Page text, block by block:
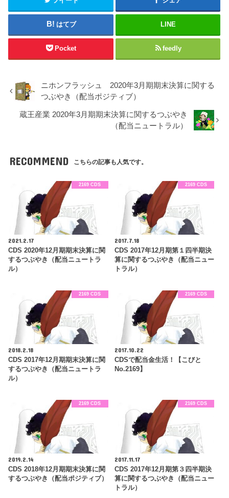
はてブ LINE
Pocket feedly
ニホンフラッシュ 2020年3月期期末決算に関する
つぶやき（配当ポジティブ）
蔵王産業 2020年3月期期末決算に関するつぶやき
（配当ニュートラル）
RECOMMEND こちらの記事も人気です。
2169 CDS
2021.2.17
CDS 2020年12月期期末決算に関
するつぶやき（配当ニュートラ
ル）
2169 CDS
2017.7.18
CDS 2017年12月期第１四半期決
算に関するつぶやき（配当ニュー
トラル）
2169 CDS
2018.2.18
CDS 2017年12月期期末決算に関
するつぶやき（配当ニュートラ
ル）
2169 CDS
2017.10.22
CDSで配当金生活！【こびと
No.2169】
2169 CDS
2019.2.14
CDS 2018年12月期期末決算に関
するつぶやき（配当ポジティブ）
2169 CDS
2017.11.17
CDS 2017年12月期第３四半期決
算に関するつぶやき（配当ニュー
トラル）